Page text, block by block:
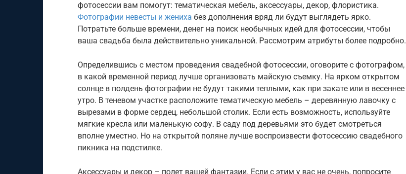
фотосессии вам помогут: тематическая мебель, аксессуары, декор, флористика.
Фотографии невесты и жениха без дополнения вряд ли будут выглядеть ярко.
Потратьте больше времени, денег на поиск необычных идей для фотосессии, чтобы
ваша свадьба была действительно уникальной. Рассмотрим атрибуты более подробно.
Определившись с местом проведения свадебной фотосессии, оговорите с фотографом,
в какой временной период лучше организовать майскую съемку. На ярком открытом
солнце в полдень фотографии не будут такими теплыми, как при закате или в весеннее
утро. В теневом участке расположите тематическую мебель – деревянную лавочку с
вырезами в форме сердец, небольшой столик. Если есть возможность, используйте
мягкие кресла или маленькую софу. В саду под деревьями это будет смотреться
вполне уместно. Но на открытой поляне лучше воспроизвести фотосессию свадебного
пикника на подстилке.
Аксессуары и декор – полет вашей фантазии. Если с этим у вас не очень, попросите